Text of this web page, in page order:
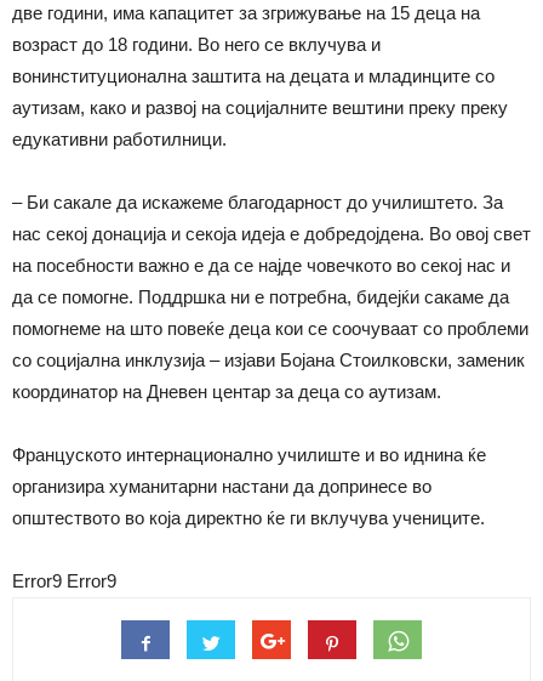
две години, има капацитет за згрижување на 15 деца на
возраст до 18 години. Во него се вклучува и
вонинституционална заштита на децата и младинците со
аутизам, како и развој на социјалните вештини преку преку
едукативни работилници.
– Би сакале да искажеме благодарност до училиштето. За
нас секој донација и секоја идеја е добредојдена. Во овој свет
на посебности важно е да се најде човечкото во секој нас и
да се помогне. Поддршка ни е потребна, бидејќи сакаме да
помогнеме на што повеќе деца кои се соочуваат со проблеми
со социјална инклузија – изјави Бојана Стоилковски, заменик
координатор на Дневен центар за деца со аутизам.
Француското интернационално училиште и во иднина ќе
организира хуманитарни настани да допринесе во
општеството во која директно ќе ги вклучува учениците.
Error9 Error9